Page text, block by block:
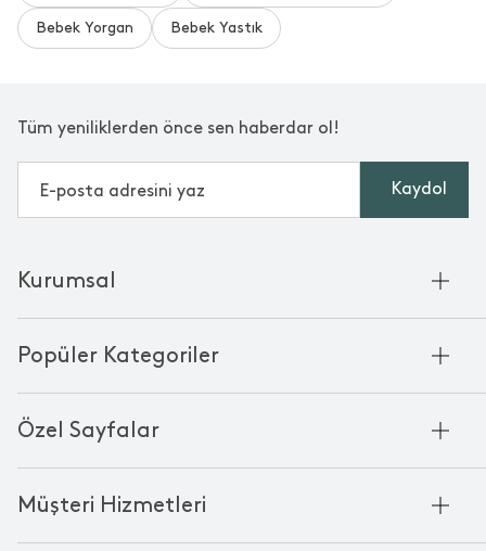
Bebek Yorgan Bebek Yastık
Tüm yeniliklerden önce sen haberdar ol!
Kaydol
Popüler Kategoriler
Bornoz
Özel Sayfalar
Black Friday
Kurumsal
Kurumsal Satış
Chakra Manifesto
Mağazalarımız
Çerez Politikası
Müşteri Hizmetleri